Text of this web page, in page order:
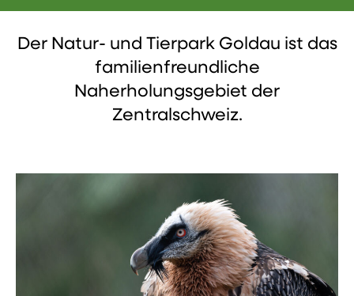
Der Natur- und Tierpark Goldau ist das
familienfreundliche
Naherholungsgebiet der
Zentralschweiz.